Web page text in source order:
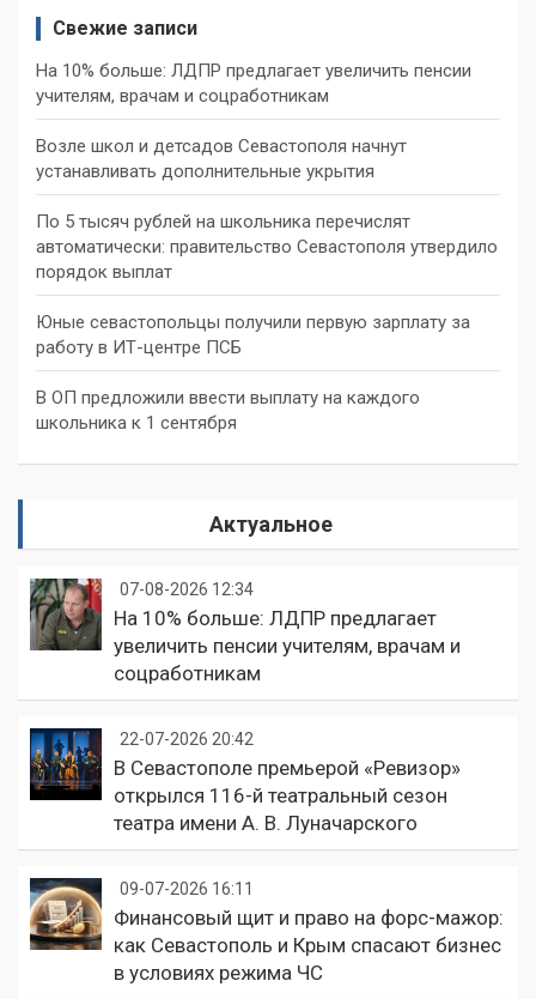
Свежие записи
На 10% больше: ЛДПР предлагает увеличить пенсии
учителям, врачам и соцработникам
Возле школ и детсадов Севастополя начнут
устанавливать дополнительные укрытия
По 5 тысяч рублей на школьника перечислят
автоматически: правительство Севастополя утвердило
порядок выплат
Юные севастопольцы получили первую зарплату за
работу в ИТ-центре ПСБ
В ОП предложили ввести выплату на каждого
школьника к 1 сентября
Актуальное
07-08-2026 12:34
На 10% больше: ЛДПР предлагает
увеличить пенсии учителям, врачам и
соцработникам
22-07-2026 20:42
В Севастополе премьерой «Ревизор»
открылся 116-й театральный сезон
театра имени А. В. Луначарского
09-07-2026 16:11
Финансовый щит и право на форс-мажор:
как Севастополь и Крым спасают бизнес
в условиях режима ЧС